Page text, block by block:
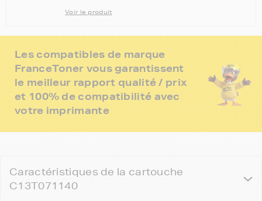
Les compatibles de marque
FranceToner vous garantissent
le meilleur rapport qualité / prix
et 100% de compatibilité avec
votre imprimante
Voir le produit
Caractéristiques de la cartouche
C13T071140